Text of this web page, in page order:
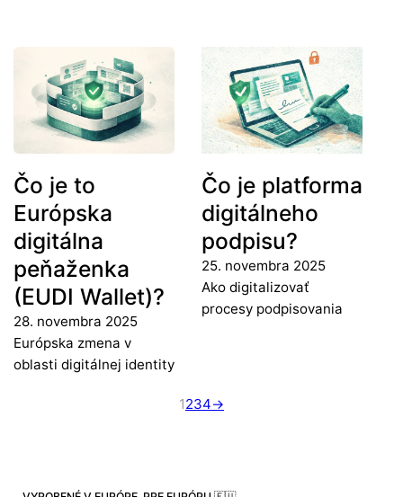
Čo je to
Európska
digitálna
peňaženka
(EUDI Wallet)?
28. novembra 2025
Európska zmena v
oblasti digitálnej identity
Čo je platforma
digitálneho
podpisu?
25. novembra 2025
Ako digitalizovať
procesy podpisovania
1234→